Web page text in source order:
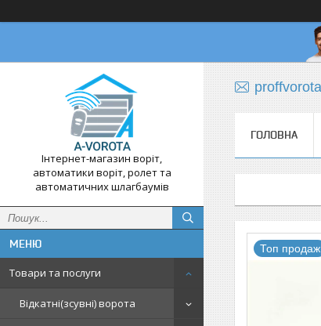
Інтернет-магазин воріт,
автоматики воріт, ролет та
автоматичних шлагбаумів
Товари та послуги
Відкатні(зсувні) ворота
ГОЛОВНА
Топ продаж